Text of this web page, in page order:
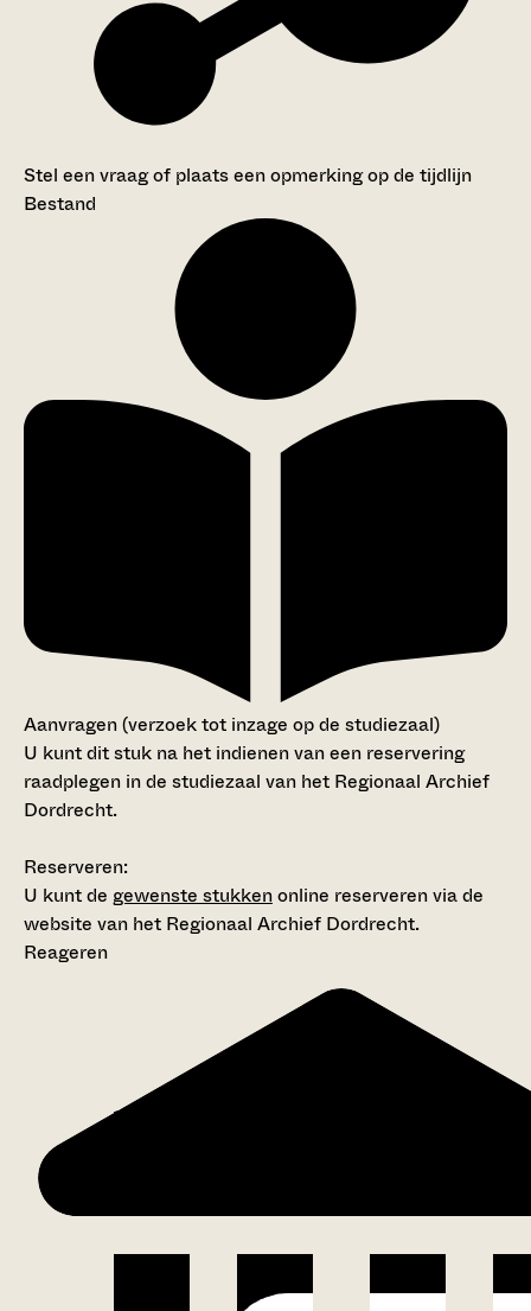
Stel een vraag of plaats een opmerking op de tijdlijn
Bestand
Aanvragen (verzoek tot inzage op de studiezaal)
U kunt dit stuk na het indienen van een reservering
raadplegen in de studiezaal van het Regionaal Archief
Dordrecht.
Reserveren:
U kunt de gewenste stukkenonline reserveren via de
website van het Regionaal Archief Dordrecht.
Reageren